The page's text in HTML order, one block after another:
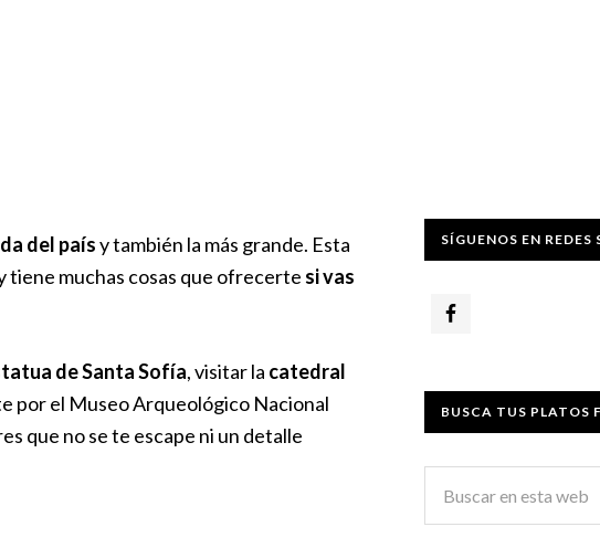
del paísy también la más grande. Esta
tiene muchas cosas que ofrecerte si vas
de Santa Sofía, visitar la catedral
por el Museo Arqueológico Nacional
que no se te escape ni un detalle
SÍGUENOS EN REDES
BUSCA TUS PLATOS